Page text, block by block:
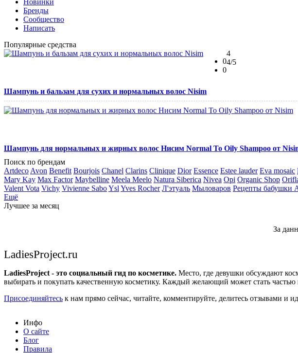
Бренды
Сообщество
Написать
Популярные средства
0
0
4
4/5
Шампунь и бальзам для сухих и нормальных волос Nisim
Шампунь для нормальных и жирных волос Нисим Normal To Oily Shampoo от
Поиск по брендам
Artdeco Avon Benefit Bourjois Chanel Clarins Clinique Dior Essence Estee lauder Eva mosaic
Mary Kay Max Factor Maybelline Meela Meelo Natura Siberica Nivea Opi Organic Shop
Valent Vota Vichy Vivienne SaboYsl Yves Rocher Л'этуаль Мыловаров Рецепты бабушки
Ещё
Лучшее за месяц
За
LadiesProject.ru
LadiesProject - это социальный гид по косметике. Место, где девушки обсуждают
выбирать и покупать качественную косметику. Каждый желающий может стать частью
Присоединяйтесь к нам прямо сейчас, читайте, комментируйте, делитесь отзывами и
Инфо
О сайте
Блог
Правила